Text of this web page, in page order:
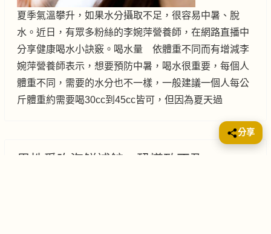
夏季氣溫攀升，如果水分攝取不足，很容易中暑、脫
水。近日，有眾多粉絲的李婉萍營養師，在網路直播中
分享健康喝水小訣竅。喝水量 依體重不同而有增減李
婉萍營養師表示，想要預防中暑，喝水很重要，每個人
體重不同，需要的水分也不一樣，一般建議一個人每公
斤體重約需要喝30cc到45cc皆可，但因為夏天過
男性愛吃海鮮補鋅 恐導致不孕
分享